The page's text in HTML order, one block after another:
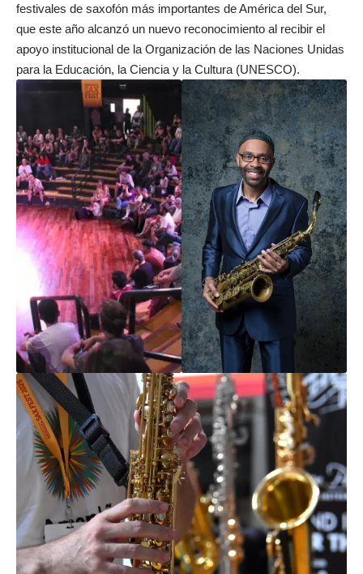
festivales de saxofón más importantes de América del Sur,
que este año alcanzó un nuevo reconocimiento al recibir el
apoyo institucional de la Organización de las Naciones Unidas
para la Educación, la Ciencia y la Cultura (UNESCO).